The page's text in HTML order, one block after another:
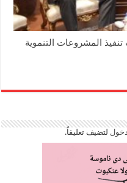
تنفيذ المشروعات التنموية
لتضيف تعليقاً.